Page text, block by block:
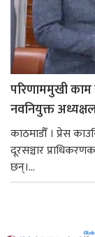
परिणाममुखी काम
नवनियुक्त
काठमाडौँ । प्रेस
दूरसञ्चार
छन्।...